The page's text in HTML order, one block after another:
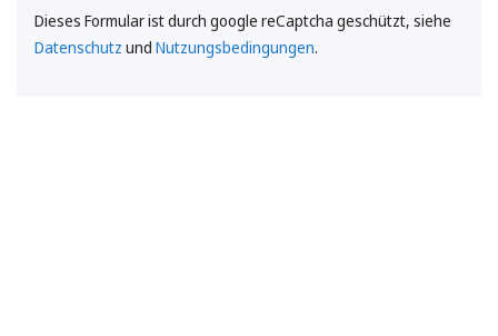
Dieses Formular ist durch google reCaptcha geschützt, siehe
Datenschutz und Nutzungsbedingungen.